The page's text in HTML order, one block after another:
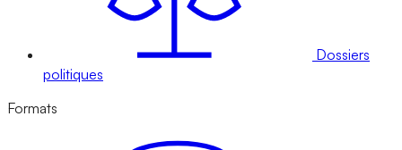
Dossiers
politiques
Formats